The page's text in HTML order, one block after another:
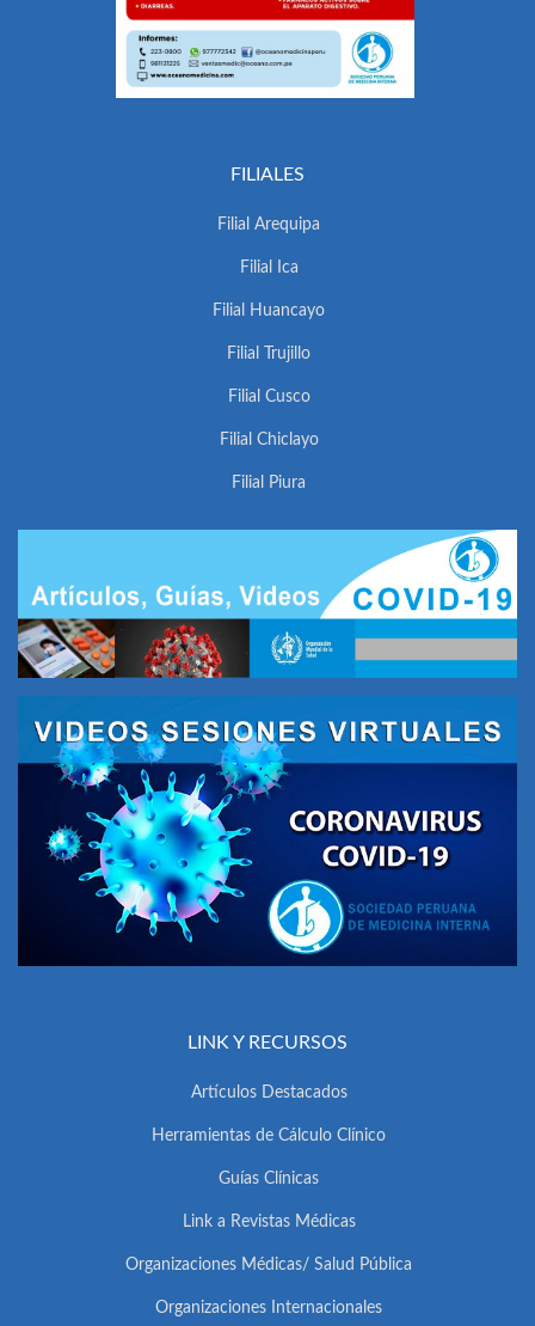
FILIALES
Filial Arequipa
Filial Ica
Filial Huancayo
Filial Trujillo
Filial Cusco
Filial Chiclayo
Filial Piura
LINK Y RECURSOS
Artículos Destacados
Herramientas de Cálculo Clínico
Guías Clínicas
Link a Revistas Médicas
Organizaciones Médicas/ Salud Pública
Organizaciones Internacionales